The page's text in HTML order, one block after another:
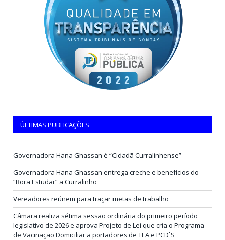
ÚLTIMAS PUBLICAÇÕES
Governadora Hana Ghassan é “Cidadã Curralinhense”
Governadora Hana Ghassan entrega creche e benefícios do
“Bora Estudar” a Curralinho
Vereadores reúnem para traçar metas de trabalho
Câmara realiza sétima sessão ordinária do primeiro período
legislativo de 2026 e aprova Projeto de Lei que cria o Programa
de Vacinação Domiciliar a portadores de TEA e PCD`S